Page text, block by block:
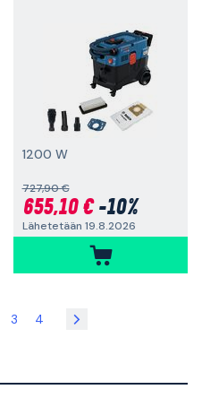
1200 W
727,90 €
655,10 €-10%
Lähetetään 19.8.2026
3 4